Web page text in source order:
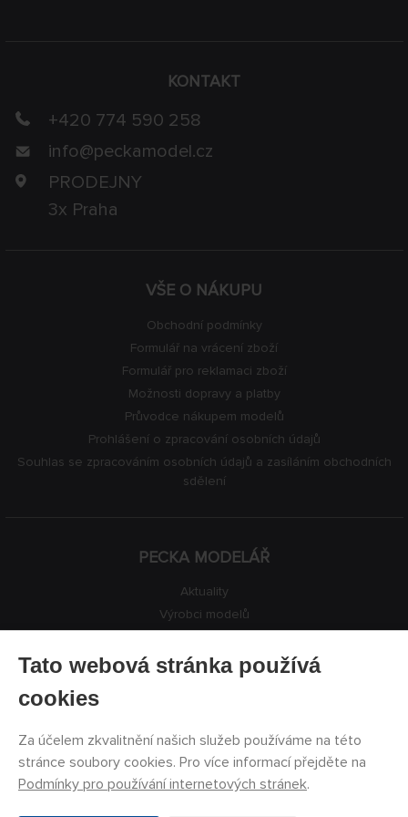
VŠE O NÁKUPU
Obchodní podmínky
Formulář na vrácení zboží
Formulář pro reklamaci zboží
Možnosti dopravy a platby
Průvodce nákupem modelů
Prohlášení o zpracování osobních údajů
Souhlas se zpracováním osobních údajů a zasíláním obchodních
sdělení
PECKA MODELÁŘ
Aktuality
Výrobci modelů
Kontakty
KONTAKT
+420 774 590 258
info@peckamodel.cz
PRODEJNY
3x Praha
Tato webová stránka používá
cookies
Za účelem zkvalitnění našich služeb používáme na této
stránce soubory cookies. Pro více informací přejděte na
Podmínky pro používání internetových stránek.